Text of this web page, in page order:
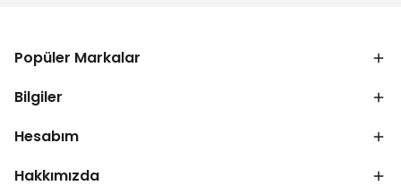
Popüler Markalar
Bilgiler
Hesabım
Hakkımızda